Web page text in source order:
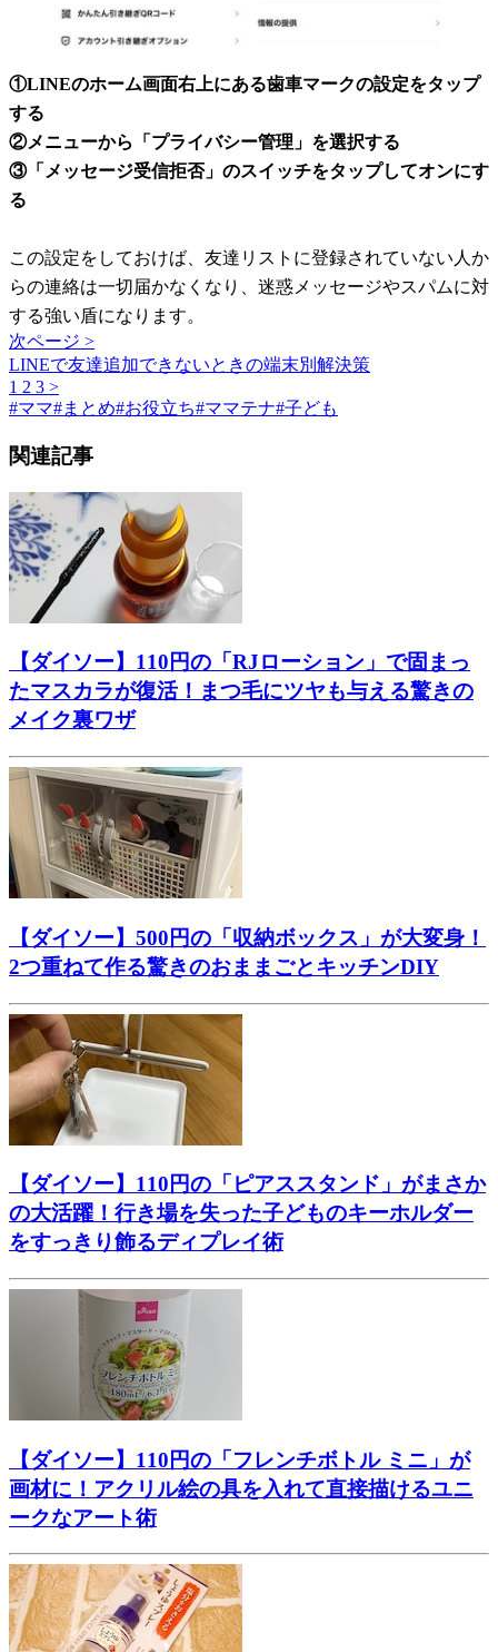
①LINEのホーム画面右上にある歯車マークの設定をタップ
する
②メニューから「プライバシー管理」を選択する
③「メッセージ受信拒否」のスイッチをタップしてオンにす
る
この設定をしておけば、友達リストに登録されていない人か
らの連絡は一切届かなくなり、迷惑メッセージやスパムに対
する強い盾になります。
次ページ >
LINEで友達追加できないときの端末別解決策
1 2 3 >
#ママ#まとめ#お役立ち#ママテナ#子ども
関連記事
【ダイソー】110円の「RJローション」で固まっ
たマスカラが復活！まつ毛にツヤも与える驚きの
メイク裏ワザ
【ダイソー】500円の「収納ボックス」が大変身！
2つ重ねて作る驚きのおままごとキッチンDIY
【ダイソー】110円の「ピアススタンド」がまさか
の大活躍！行き場を失った子どものキーホルダー
をすっきり飾るディプレイ術
【ダイソー】110円の「フレンチボトル ミニ」が
画材に！アクリル絵の具を入れて直接描けるユニ
ークなアート術